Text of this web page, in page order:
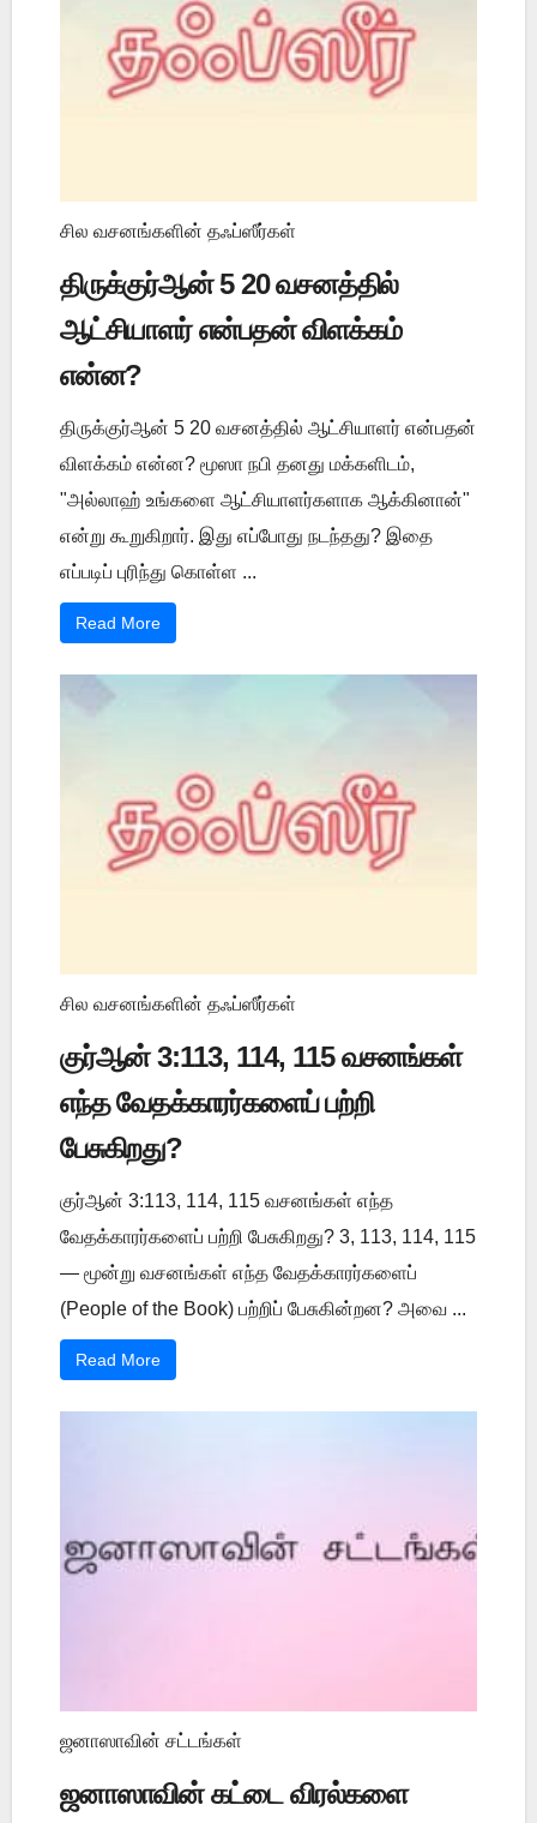
சில வசனங்களின் தஃப்ஸீர்கள்
திருக்குர்ஆன் 5 20 வசனத்தில்
ஆட்சியாளர் என்பதன் விளக்கம்
என்ன?
திருக்குர்ஆன் 5 20 வசனத்தில் ஆட்சியாளர் என்பதன்
விளக்கம் என்ன? மூஸா நபி தனது மக்களிடம்,
"அல்லாஹ் உங்களை ஆட்சியாளர்களாக ஆக்கினான்"
என்று கூறுகிறார். இது எப்போது நடந்தது? இதை
எப்படிப் புரிந்து கொள்ள ...
Read More
சில வசனங்களின் தஃப்ஸீர்கள்
குர்ஆன் 3:113, 114, 115 வசனங்கள்
எந்த வேதக்காரர்களைப் பற்றி
பேசுகிறது?
குர்ஆன் 3:113, 114, 115 வசனங்கள் எந்த
வேதக்காரர்களைப் பற்றி பேசுகிறது? 3, 113, 114, 115
— மூன்று வசனங்கள் எந்த வேதக்காரர்களைப்
(People of the Book) பற்றிப் பேசுகின்றன? அவை ...
Read More
ஜனாஸாவின் சட்டங்கள்
ஜனாஸாவின் கட்டை விரல்களை